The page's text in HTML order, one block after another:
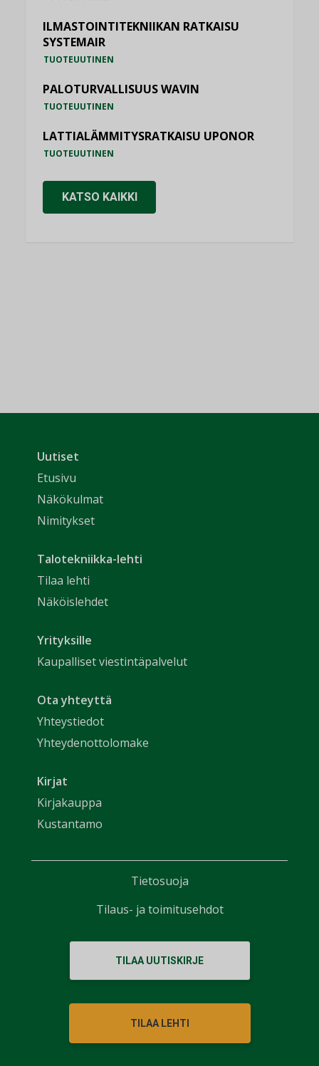
ILMASTOINTITEKNIIKAN RATKAISU
SYSTEMAIR
TUOTEUUTINEN
PALOTURVALLISUUS WAVIN
TUOTEUUTINEN
LATTIALÄMMITYSRATKAISU UPONOR
TUOTEUUTINEN
KATSO KAIKKI
Uutiset
Etusivu
Näkökulmat
Nimitykset
Talotekniikka-lehti
Tilaa lehti
Näköislehdet
Yrityksille
Kaupalliset viestintäpalvelut
Ota yhteyttä
Yhteystiedot
Yhteydenottolomake
Kirjat
Kirjakauppa
Kustantamo
TILAA UUTISKIRJE
TILAA LEHTI
Tietosuoja
Tilaus- ja toimitusehdot